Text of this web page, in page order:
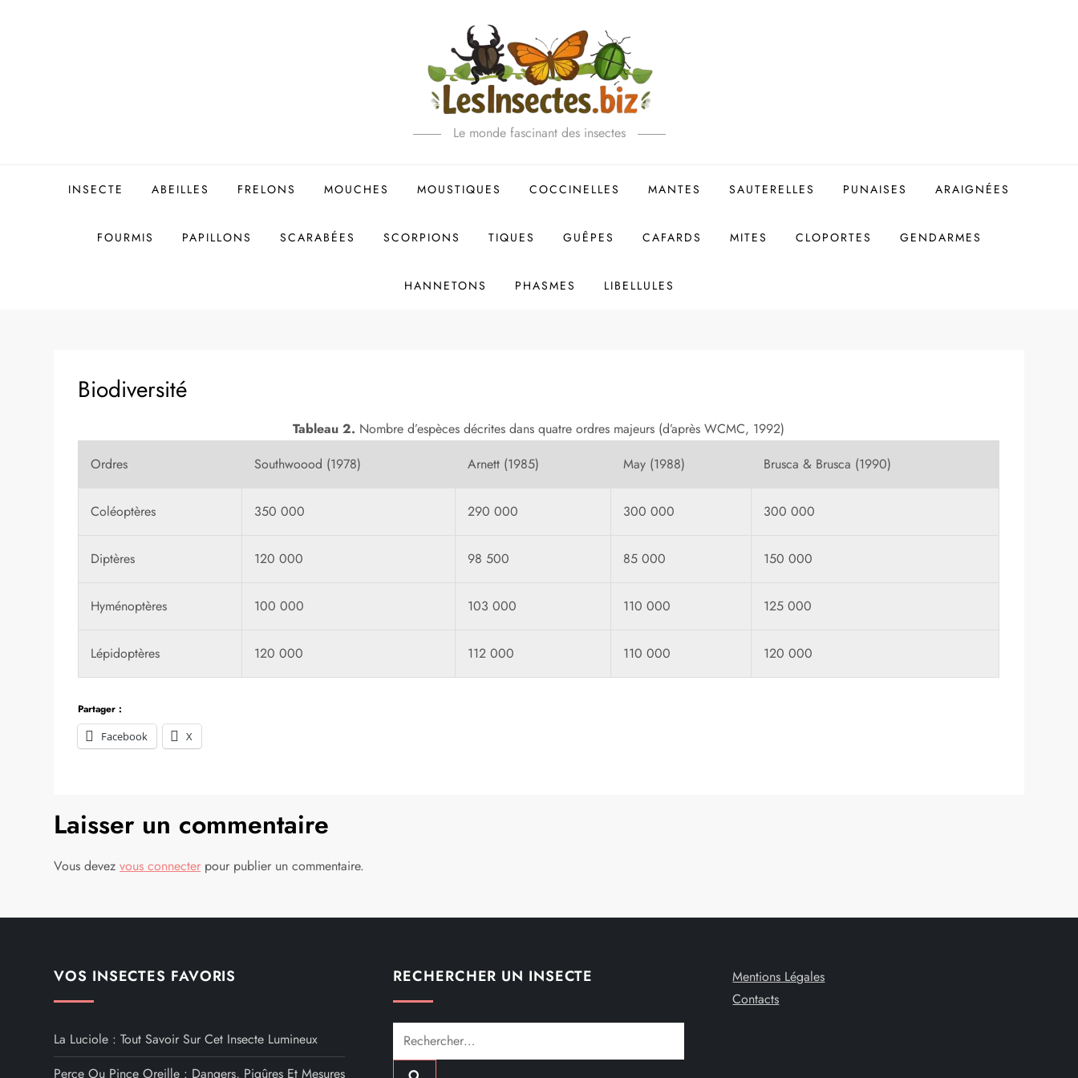
Le monde fascinant des insectes
INSECTE ABEILLES FRELONS MOUCHES MOUSTIQUES COCCINELLES MANTES SAUTERELLES PUNAISES ARAIGNÉES
FOURMIS PAPILLONS SCARABÉES SCORPIONS TIQUES GUÊPES CAFARDS MITES CLOPORTES GENDARMES
HANNETONS PHASMES LIBELLULES
Biodiversité
Tableau 2. Nombre d’espèces décrites dans quatre ordres majeurs (d’après WCMC, 1992)
Ordres
Southwoood (1978) Arnett (1985) May (1988) Brusca & Brusca (1990)
Coléoptères 350 000 290 000 300 000 300 000
Diptères 120 000 98 500 85 000 150 000
Hyménoptères 100 000 103 000 110 000 125 000
Lépidoptères 120 000 112 000 110 000 120 000
Partager :
Facebook
X
Laisser un commentaire
Vous devezvous connecter pour publier un commentaire.
VOS INSECTES FAVORIS
La Luciole : Tout Savoir Sur Cet Insecte Lumineux
Perce Ou Pince Oreille : Dangers, Piqûres Et Mesures
RECHERCHER UN INSECTE
Rechercher :
Mentions Légales
Contacts